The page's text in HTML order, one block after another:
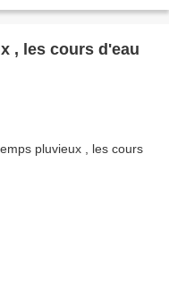
, les cours d'eau